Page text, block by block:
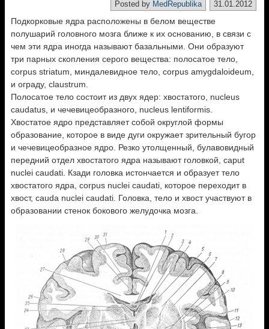
31.01.2012
Posted by MedRepublika
Подкорковые ядра расположены в белом веществе
полушарий головного мозга ближе к их основанию, в связи с
чем эти ядра иногда называют базальными. Они образуют
три парных скопления серого вещества: полосатое тело,
corpus striatum, миндалевидное тело, corpus amygdaloideum,
и ограду, claustrum.
Полосатое тело состоит из двух ядер: хвостатого, nucleus
caudatus, и чечевицеобразного, nucleus lentiformis.
Хвостатое ядро представляет собой округлой формы
образование, которое в виде дуги окружает зрительный бугор
и чечевицеобразное ядро. Резко утолщенный, булавовидный
передний отдел хвостатого ядра называют головкой, caput
nuclei caudati. Кзади головка истончается и образует тело
хвостатого ядра, corpus nuclei caudati, которое переходит в
хвост, cauda nuclei caudati. Головка, тело и хвост участвуют в
образовании стенок бокового желудочка мозга.